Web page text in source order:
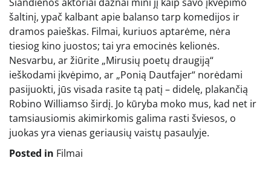
šaltinį, ypač kalbant apie balanso tarp komedijos ir
dramos paieškas. Filmai, kuriuos aptarėme, nėra
tiesiog kino juostos; tai yra emocinės kelionės.
Nesvarbu, ar žiūrite „Mirusių poetų draugiją“
ieškodami įkvėpimo, ar „Ponią Dautfajer“ norėdami
pasijuokti, jūs visada rasite tą patį – didelę, plakančią
Robino Williamso širdį. Jo kūryba moko mus, kad net ir
tamsiausiomis akimirkomis galima rasti šviesos, o
juokas yra vienas geriausių vaistų pasaulyje.
Posted in Filmai